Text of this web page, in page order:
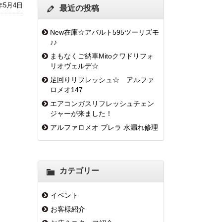
5月4日 最近の投稿
New在庫☆アバルト595ツーリズモ
♪♪
まもなくご納車Mitoクワドリフォ
リオヴェルデ☆
足回りリフレッシュ☆ アルファ
ロメオ147
エアコンガスリフレッシュチェン
ジャーが来ました！
アルファロメオ ブレラ 水漏れ修理
カテゴリー
イベント
お客様紹介